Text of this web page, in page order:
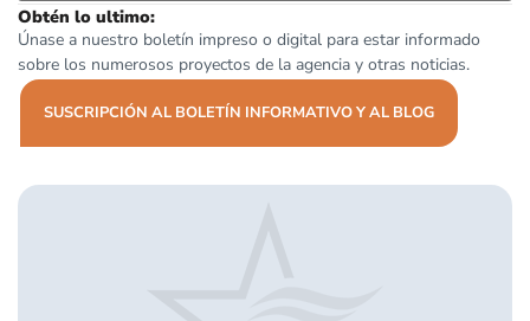
Obtén lo ultimo:
Únase a nuestro boletín impreso o digital para estar informado
sobre los numerosos proyectos de la agencia y otras noticias.
SUSCRIPCIÓN AL BOLETÍN INFORMATIVO Y AL BLOG